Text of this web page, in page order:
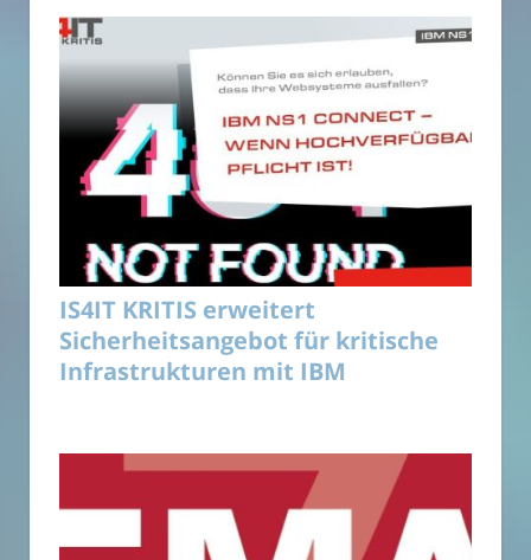
IS4IT KRITIS erweitert
Sicherheitsangebot für kritische
Infrastrukturen mit IBM